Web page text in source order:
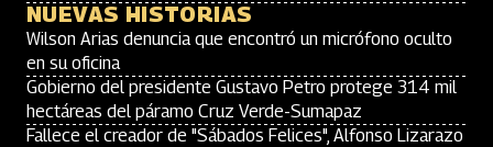
NUEVAS HISTORIAS
Wilson Arias denuncia que encontró un micrófono oculto
en su oficina
Gobierno del presidente Gustavo Petro protege 314 mil
hectáreas del páramo Cruz Verde-Sumapaz
Fallece el creador de "Sábados Felices", Alfonso Lizarazo